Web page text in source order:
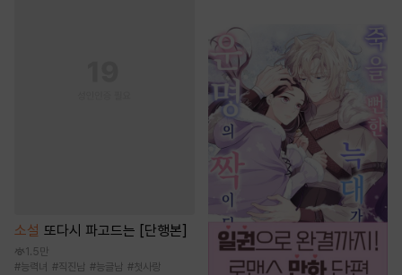
소설 또다시 파고드는 [단행본]
1.5만
#능력녀 #직진남 #능글남 #첫사랑